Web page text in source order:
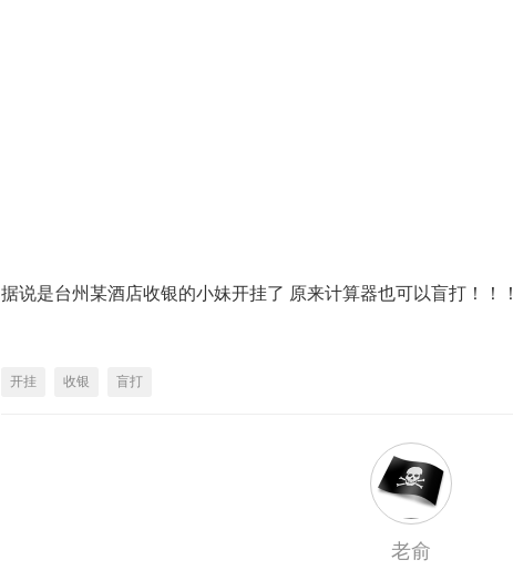
据说是台州某酒店收银的小妹开挂了 原来计算器也可以盲打！！！
开挂 收银 盲打
老俞